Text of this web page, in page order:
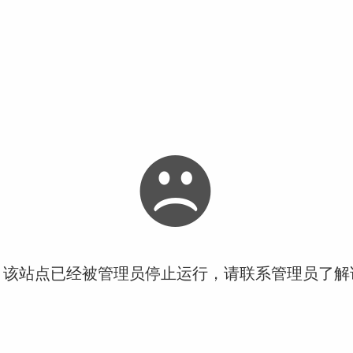
站点已经被管理员停止运行，请联系管理员了